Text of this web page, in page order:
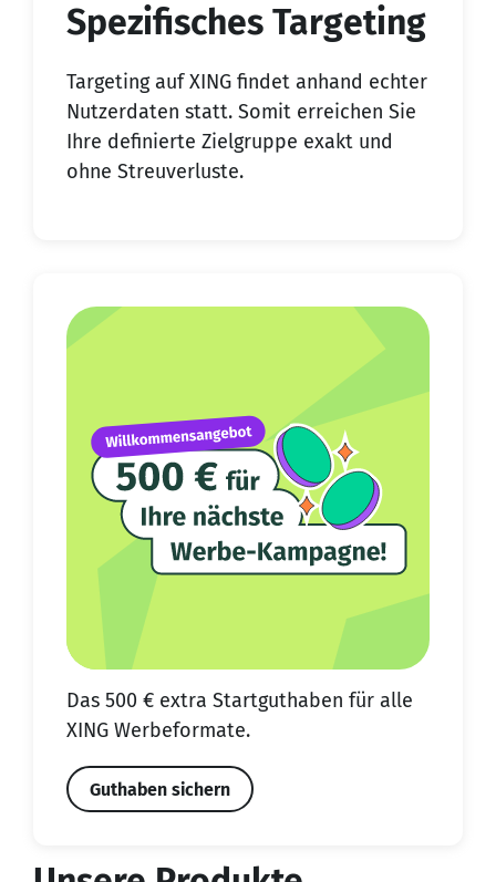
Spezifisches Targeting
Targeting auf XING findet anhand echter
Nutzerdaten statt. Somit erreichen Sie
Ihre definierte Zielgruppe exakt und
ohne Streuverluste.
Das 500 € extra Start­guthaben für alle
XING Werbeformate.
Guthaben sichern